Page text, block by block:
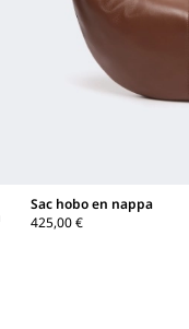
Sac hobo en nappa
425,00 €